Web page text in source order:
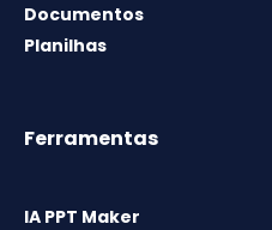
Documentos
Planilhas
Ferramentas
IA PPT Maker